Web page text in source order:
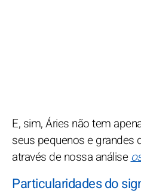
E, sim, Áries não tem
seus pequenos e grandes
através de nossa análise
Particularidades do